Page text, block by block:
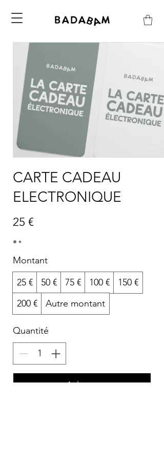
CARTE CADEAU
ELECTRONIQUE
25 €
Montant
25 €
50 € 75 € 100 €
150 €
200 €
Autre montant
Quantité
Acheter